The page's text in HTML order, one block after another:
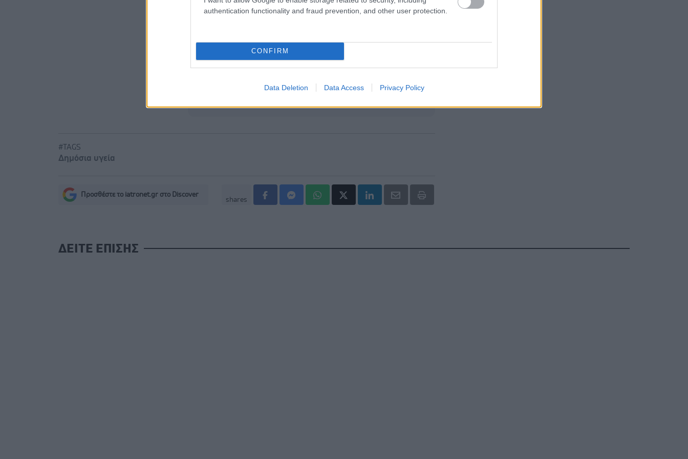
authentication functionality and fraud prevention, and other user protection.
CONFIRM
Data Deletion Data Access Privacy Policy
ανακαινισμένα ΤΕΠ
ασθενοφόρων του ΕΚΑΒ και τα εγκαίνια του ΚΥ Σοφάδων
Πώς επηρεάζει η ψυχική υγεία τη σωματική
#TAGS
Δημόσια υγεία
Προσθέστε το iatronet.gr στο Discover
shares
ΔΕΙΤΕ ΕΠΙΣΗΣ